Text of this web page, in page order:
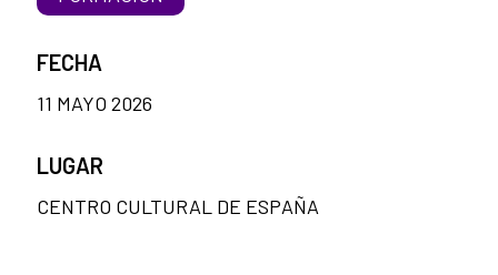
FECHA
11 MAYO 2026
LUGAR
CENTRO CULTURAL DE ESPAÑA